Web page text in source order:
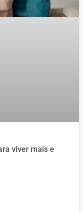
viver mais e